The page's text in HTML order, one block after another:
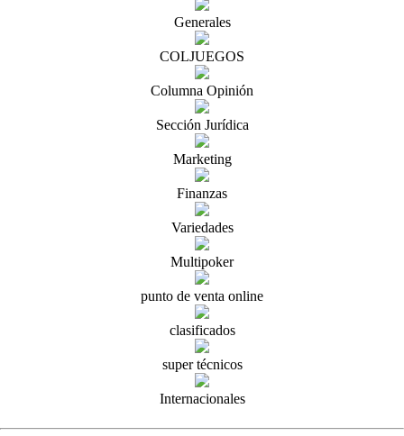
Generales
COLJUEGOS
Columna Opinión
Sección Jurídica
Marketing
Finanzas
Variedades
Multipoker
punto de venta online
clasificados
super técnicos
Internacionales